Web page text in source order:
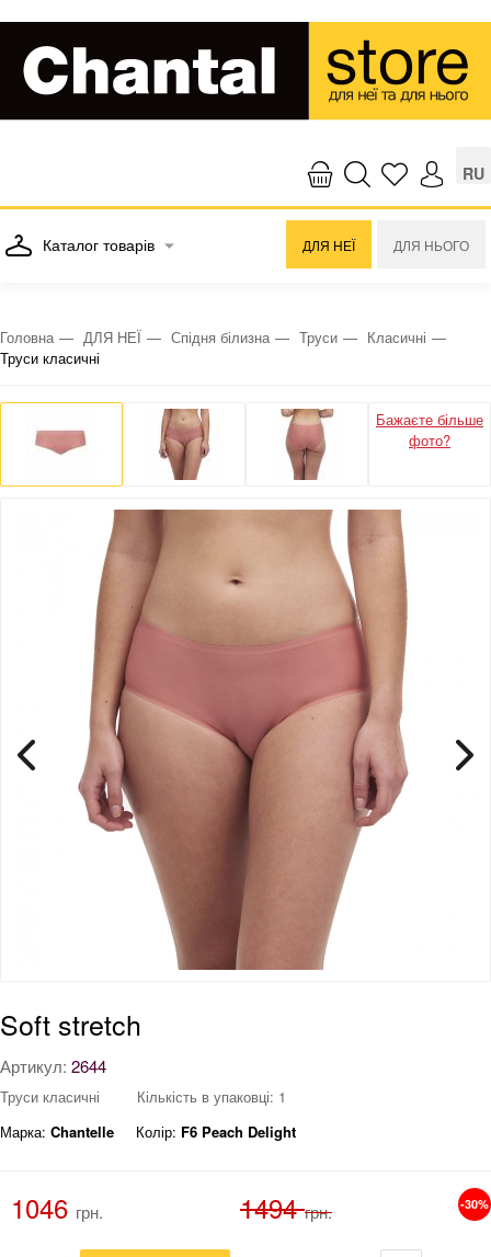
RU
Каталог товарів ДЛЯ НЕЇ ДЛЯ НЬОГО
Головна ДЛЯ НЕЇ Спідня білизна Труси
Класичні
Труси класичні
Бажаєте більше
фото?
Soft stretch
Артикул: 2644
Труси класичні
Кількість в упаковці: 1
Марка: Chantelle Колір: F6 Peach Delight
1046 грн. 1494 грн. -30%